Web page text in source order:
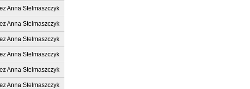
Anna Stelmaszczyk
Anna Stelmaszczyk
Anna Stelmaszczyk
Anna Stelmaszczyk
Anna Stelmaszczyk
Anna Stelmaszczyk